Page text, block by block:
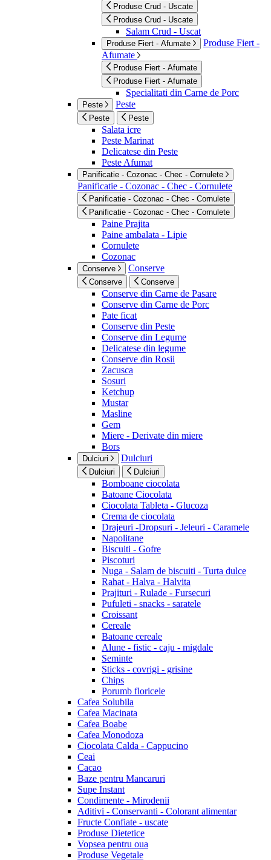
Produse Crud - Uscate
Produse Crud - Uscate
Salam Crud - Uscat
Produse Fiert - Afumate
Produse Fiert -
Afumate
Produse Fiert - Afumate
Produse Fiert - Afumate
Specialitati din Carne de Porc
Peste Peste
Peste Peste
Salata icre
Peste Marinat
Delicatese din Peste
Peste Afumat
Panificatie - Cozonac - Chec - Cornulete
Panificatie - Cozonac - Chec - Cornulete
Panificatie - Cozonac - Chec - Cornulete
Panificatie - Cozonac - Chec - Cornulete
Paine Prajita
Paine ambalata - Lipie
Cornulete
Cozonac
Conserve Conserve
Conserve Conserve
Conserve din Carne de Pasare
Conserve din Carne de Porc
Pate ficat
Conserve din Peste
Conserve din Legume
Delicatese din legume
Conserve din Rosii
Zacusca
Sosuri
Ketchup
Mustar
Masline
Gem
Miere - Derivate din miere
Bors
Dulciuri Dulciuri
Dulciuri Dulciuri
Bomboane ciocolata
Batoane Ciocolata
Ciocolata Tableta - Glucoza
Crema de ciocolata
Drajeuri -Dropsuri - Jeleuri - Caramele
Napolitane
Biscuiti - Gofre
Piscoturi
Nuga - Salam de biscuiti - Turta dulce
Rahat - Halva - Halvita
Prajituri - Rulade - Fursecuri
Pufuleti - snacks - saratele
Croissant
Cereale
Batoane cereale
Alune - fistic - caju - migdale
Seminte
Sticks - covrigi - grisine
Chips
Porumb floricele
Cafea Solubila
Cafea Macinata
Cafea Boabe
Cafea Monodoza
Ciocolata Calda - Cappucino
Ceai
Cacao
Baze pentru Mancaruri
Supe Instant
Condimente - Mirodenii
Aditivi - Conservanti - Colorant alimentar
Fructe Confiate - uscate
Produse Dietetice
Vopsea pentru oua
Produse Vegetale